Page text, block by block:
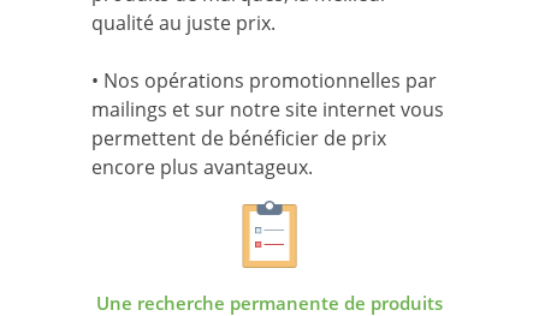
qualité au juste prix.
• Nos opérations promotionnelles par
mailings et sur notre site internet vous
permettent de bénéficier de prix
encore plus avantageux.
Une recherche permanente de produits